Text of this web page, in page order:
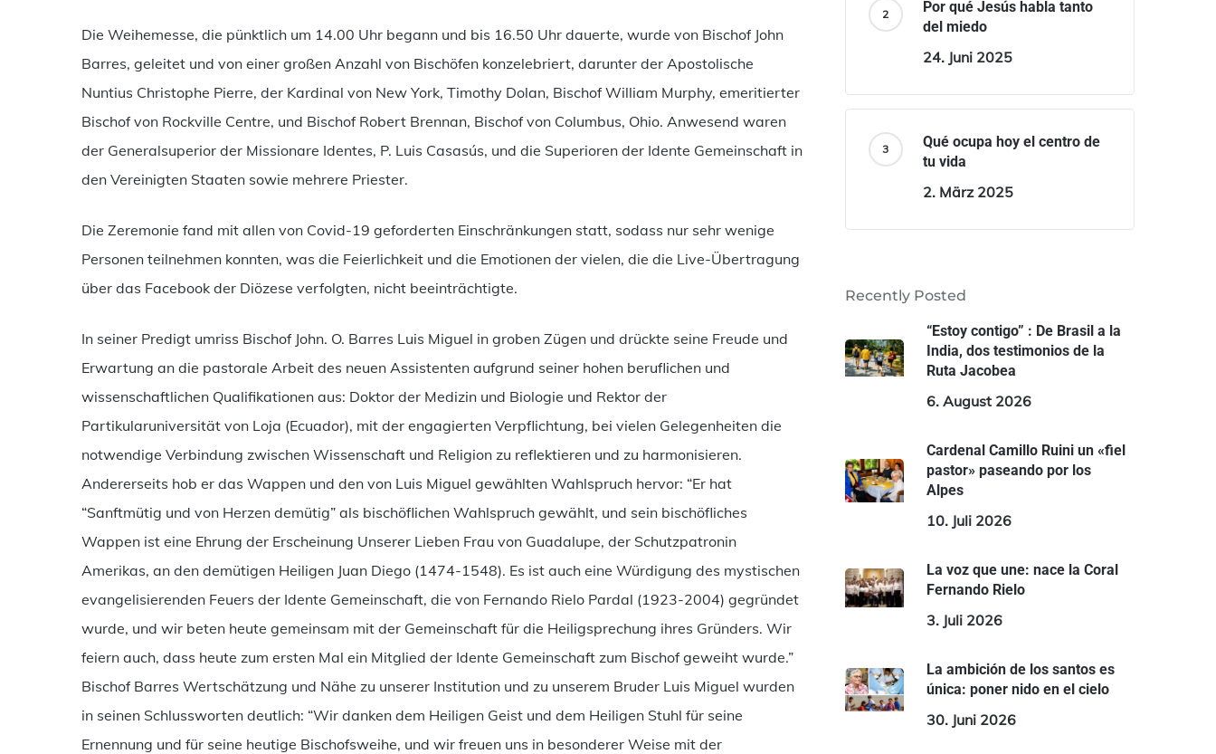
Die Weihemesse, die pünktlich um 14.00 Uhr begann und bis 16.50 Uhr dauerte, wurde von Bischof John
Barres, geleitet und von einer großen Anzahl von Bischöfen konzelebriert, darunter der Apostolische
Nuntius Christophe Pierre, der Kardinal von New York, Timothy Dolan, Bischof William Murphy, emeritierter
Bischof von Rockville Centre, und Bischof Robert Brennan, Bischof von Columbus, Ohio. Anwesend waren
der Generalsuperior der Missionare Identes, P. Luis Casasús, und die Superioren der Idente Gemeinschaft in
den Vereinigten Staaten sowie mehrere Priester.
Die Zeremonie fand mit allen von Covid-19 geforderten Einschränkungen statt, sodass nur sehr wenige
Personen teilnehmen konnten, was die Feierlichkeit und die Emotionen der vielen, die die Live-Übertragung
über das Facebook der Diözese verfolgten, nicht beeinträchtigte.
In seiner Predigt umriss Bischof John. O. Barres Luis Miguel in groben Zügen und drückte seine Freude und
Erwartung an die pastorale Arbeit des neuen Assistenten aufgrund seiner hohen beruflichen und
wissenschaftlichen Qualifikationen aus: Doktor der Medizin und Biologie und Rektor der
Partikularuniversität von Loja (Ecuador), mit der engagierten Verpflichtung, bei vielen Gelegenheiten die
notwendige Verbindung zwischen Wissenschaft und Religion zu reflektieren und zu harmonisieren.
Andererseits hob er das Wappen und den von Luis Miguel gewählten Wahlspruch hervor: “Er hat
“Sanftmütig und von Herzen demütig” als bischöflichen Wahlspruch gewählt, und sein bischöfliches
Wappen ist eine Ehrung der Erscheinung Unserer Lieben Frau von Guadalupe, der Schutzpatronin
Amerikas, an den demütigen Heiligen Juan Diego (1474-1548). Es ist auch eine Würdigung des mystischen
evangelisierenden Feuers der Idente Gemeinschaft, die von Fernando Rielo Pardal (1923-2004) gegründet
wurde, und wir beten heute gemeinsam mit der Gemeinschaft für die Heiligsprechung ihres Gründers. Wir
feiern auch, dass heute zum ersten Mal ein Mitglied der Idente Gemeinschaft zum Bischof geweiht wurde.”
Bischof Barres Wertschätzung und Nähe zu unserer Institution und zu unserem Bruder Luis Miguel wurden
in seinen Schlussworten deutlich: “Wir danken dem Heiligen Geist und dem Heiligen Stuhl für seine
Ernennung und für seine heutige Bischofsweihe, und wir freuen uns in besonderer Weise mit der
Por qué Jesús habla tanto
del miedo
24. Juni 2025
Qué ocupa hoy el centro de
tu vida
2. März 2025
Recently Posted
“Estoy contigo” : De Brasil a la
India, dos testimonios de la
Ruta Jacobea
6. August 2026
Cardenal Camillo Ruini un «fiel
pastor» paseando por los
Alpes
10. Juli 2026
La voz que une: nace la Coral
Fernando Rielo
3. Juli 2026
La ambición de los santos es
única: poner nido en el cielo
30. Juni 2026